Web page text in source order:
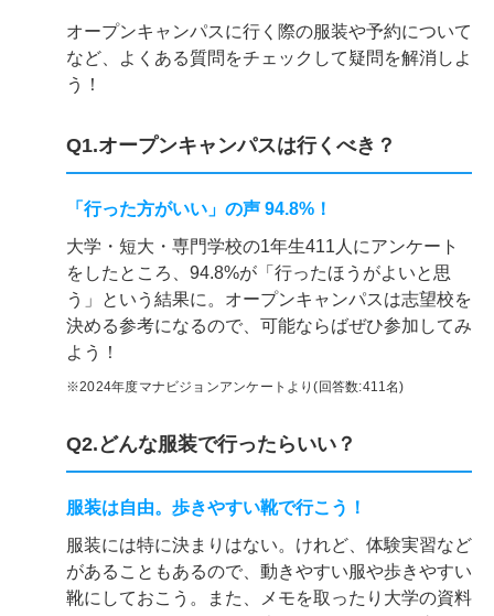
オープンキャンパスに行く際の服装や予約について
など、よくある質問をチェックして疑問を解消しよ
う！
Q1.オープンキャンパスは行くべき？
「行った方がいい」の声 94.8%！
大学・短大・専門学校の1年生411人にアンケート
をしたところ、94.8%が「行ったほうがよいと思
う」という結果に。オープンキャンパスは志望校を
決める参考になるので、可能ならばぜひ参加してみ
よう！
※2024年度マナビジョンアンケートより(回答数:411名)
Q2.どんな服装で行ったらいい？
服装は自由。歩きやすい靴で行こう！
服装には特に決まりはない。けれど、体験実習など
があることもあるので、動きやすい服や歩きやすい
靴にしておこう。また、メモを取ったり大学の資料